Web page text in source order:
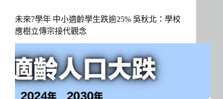
未來7學年 中小適齡學生跌逾25% 吳秋北：學校
應樹立傳宗接代觀念